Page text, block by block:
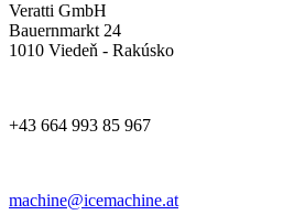
Veratti GmbH
Bauernmarkt 24
1010 Viedeň - Rakúsko
+43 664 993 85 967
machine@icemachine.at